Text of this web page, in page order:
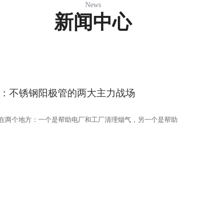
News
新闻中心
不锈钢阳极管的两大主力战场
两个地方：一个是帮助电厂和工厂清理烟气，另一个是帮助